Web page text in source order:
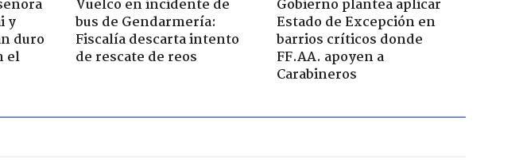
y
duro
el
Vuelco en incidente de
bus de Gendarmería:
Fiscalía descarta intento
de rescate de reos
Gobierno plantea aplicar
Estado de Excepción en
barrios críticos donde
FF.AA. apoyen a
Carabineros